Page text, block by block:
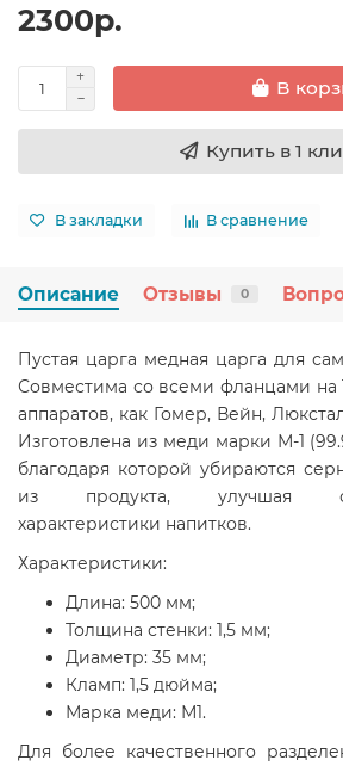
2300р.
В
Купить в 1
В закладки В сравнение
Описание Отзывы 0
Пустая царга медная царга для
Совместима со всеми фланцами на
аппаратов, как Гомер, Вейн,
Изготовлена из меди марки М-1
благодаря которой убираются
из продукта, улучшая
характеристики напитков.
Характеристики:
Длина: 500 мм;
Толщина стенки: 1,5 мм;
Диаметр: 35 мм;
Кламп: 1,5 дюйма;
Марка меди: М1.
Для более качественного